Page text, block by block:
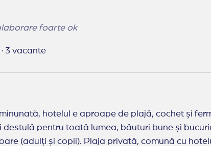
foarte ok
· 3 vacante
de plajă, cochet și fermecător. Curățenie de 5 stele, imaculat
pentru toată lumea, băuturi bune și
(adulți și copii). Plaja privată, comună cu